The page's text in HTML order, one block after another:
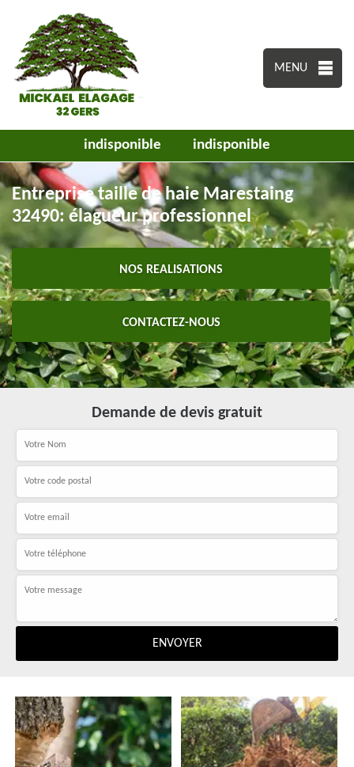
MENU
indisponible indisponible
Entreprise taille de haie Marestaing
32490: élagueur professionnel
NOS REALISATIONS
CONTACTEZ-NOUS
Demande de devis gratuit